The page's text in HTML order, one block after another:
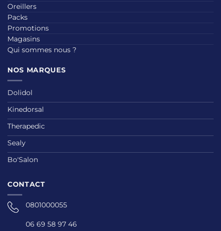
Oreillers
Packs
Promotions
Magasins
Qui sommes nous ?
NOS MARQUES
Dolidol
Kinedorsal
Therapedic
Sealy
Bo'Salon
CONTACT
0801000055
06 69 58 97 46